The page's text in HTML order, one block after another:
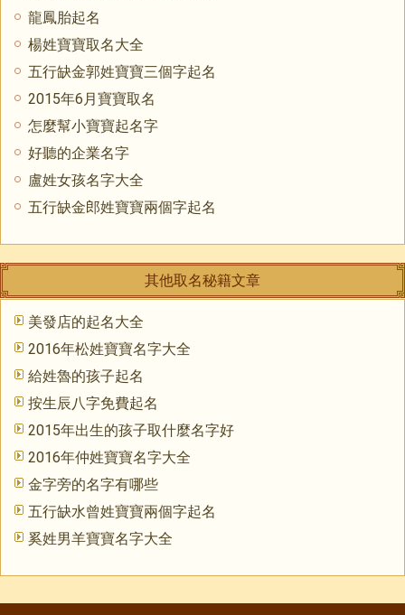
龍鳳胎起名
楊姓寶寶取名大全
五行缺金郭姓寶寶三個字起名
2015年6月寶寶取名
怎麼幫小寶寶起名字
好聽的企業名字
盧姓女孩名字大全
五行缺金郎姓寶寶兩個字起名
其他取名秘籍文章
美發店的起名大全
2016年松姓寶寶名字大全
給姓魯的孩子起名
按生辰八字免費起名
2015年出生的孩子取什麼名字好
2016年仲姓寶寶名字大全
金字旁的名字有哪些
五行缺水曾姓寶寶兩個字起名
奚姓男羊寶寶名字大全